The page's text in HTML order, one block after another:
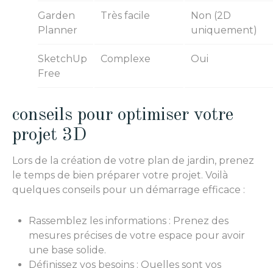
Garden
Planner
Très facile
Non (2D
uniquement)
SketchUp
Free
Complexe Oui
conseils pour optimiser votre
projet 3D
Lors de la création de votre plan de jardin, prenez
le temps de bien préparer votre projet. Voilà
quelques conseils pour un démarrage efficace :
Rassemblez les informations : Prenez des
mesures précises de votre espace pour avoir
une base solide.
Définissez vos besoins : Quelles sont vos